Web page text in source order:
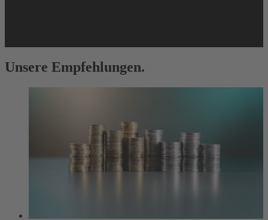
Unsere Empfehlungen.